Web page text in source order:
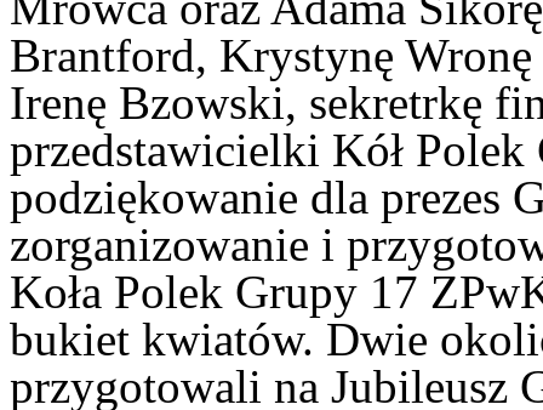
Brantford, Krystynę
Irenę Bzowski, sekretrkę
przedstawicielki Kół
podziękowanie dla prezes
zorganizowanie i
Koła Polek Grupy 17
bukiet kwiatów. Dwie
przygotowali na Jubileusz